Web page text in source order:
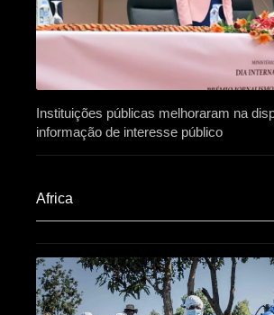
Instituições públicas melhoraram na
informação de interesse público
Africa​